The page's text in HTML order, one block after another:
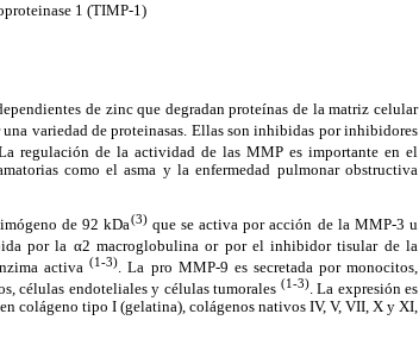
1 (TIMP-1)
de zinc que degradan proteínas de la matriz celular
variedad de proteinasas. Ellas son inhibidas por inhibidores
regulación de la actividad de las MMP es importante en el
como el asma y la enfermedad pulmonar obstructiva
de 92 kDa(3)que se activa por acción de la MMP-3 u
por la α2 macroglobulina or por el inhibidor tisular de la
activa(1-3). La pro MMP-9 es secretada por monocitos,
células endoteliales y células tumorales (1-3). La expresión es
colágeno tipo I (gelatina), colágenos nativos IV, V, VII, X y XI,